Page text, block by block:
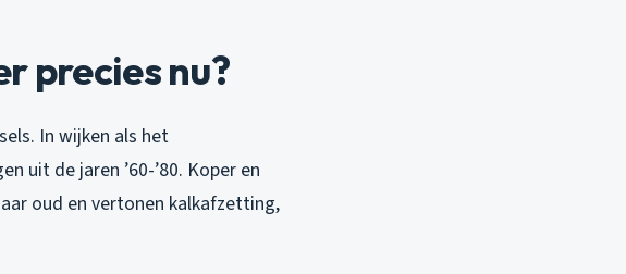
precies nu?
In wijken als het
uit de jaren ’60-’80. Koper en
oud en vertonen kalkafzetting,